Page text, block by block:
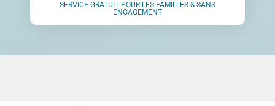
SERVICE GRATUIT POUR LES FAMILLES & SANS
ENGAGEMENT